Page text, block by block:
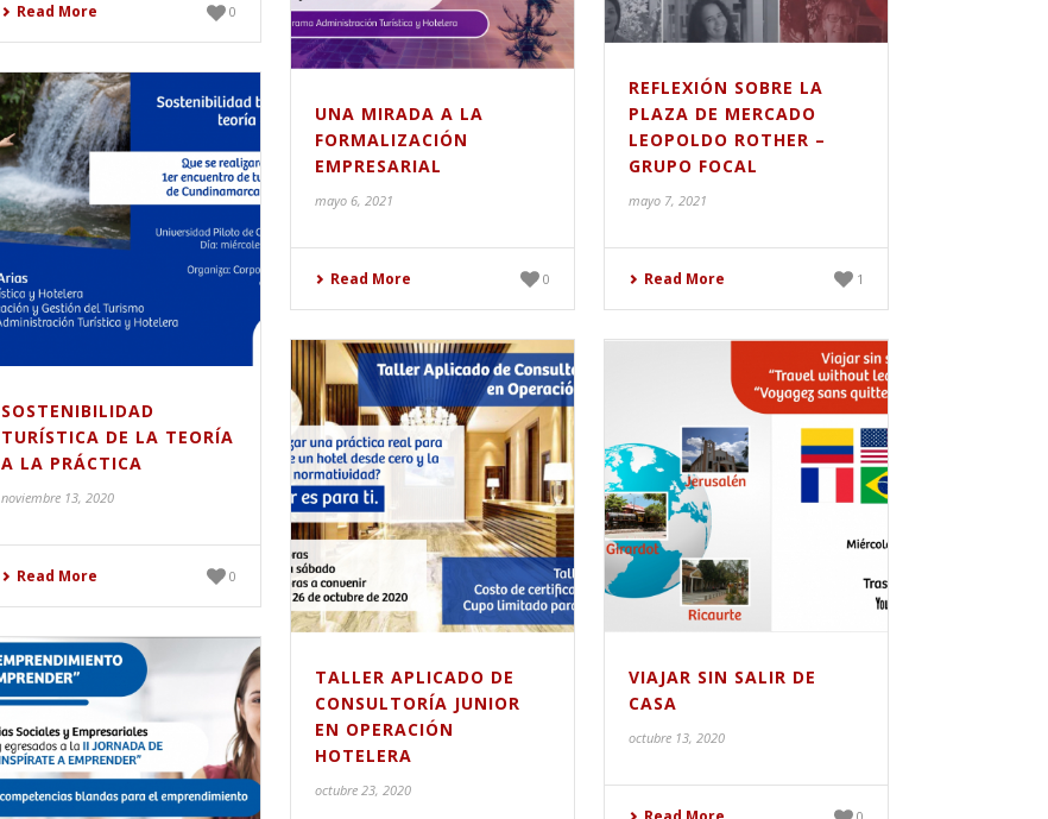
REFLEXIÓN SOBRE LA
PLAZA DE MERCADO
LEOPOLDO ROTHER –
GRUPO FOCAL
mayo 7, 2021
Read More 1
UNA MIRADA A LA
FORMALIZACIÓN
EMPRESARIAL
mayo 6, 2021
Read More 0
Read More 0
SOSTENIBILIDAD
TURÍSTICA DE LA TEORÍA
A LA PRÁCTICA
noviembre 13, 2020
Read More 0
TALLER APLICADO DE
CONSULTORÍA JUNIOR
EN OPERACIÓN
HOTELERA
octubre 23, 2020
VIAJAR SIN SALIR DE
CASA
octubre 13, 2020